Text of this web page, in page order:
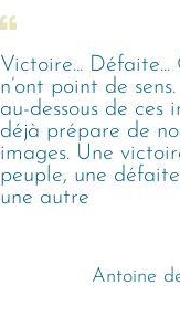
Victoire... Défaite...
n’ont point de
au-dessous de ces
déjà prépare de
images. Une
peuple, une
une autre
Antoine